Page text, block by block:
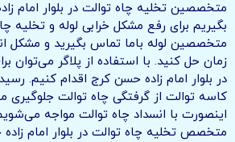
متخصصین تخلیه چاه توالت در بلوار امام
بگیریم برای رفع مشکل خرابی لوله و تخلیه
متخصصین لوله باما تماس بگیرید و مشکل
زمان حل کنید. با استفاده از پلاگر می‌توان
در بلوار امام زاده حسن کرج اقدام کنیم.
کاسه توالت از گرفتگی چاه توالت جلوگیری
اینصورت با انسداد چاه توالت مواجه
متخصص تخلیه چاه توالت در بلوار امام